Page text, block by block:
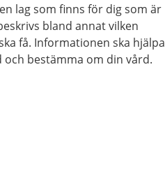
lag som finns för dig som är
bland annat vilken
få. Informationen ska hjälpa
och bestämma om din vård.